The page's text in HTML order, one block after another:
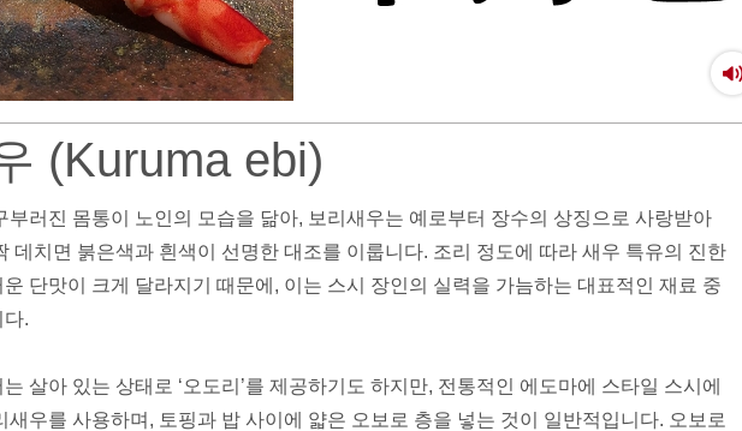
(Kuruma ebi)
부러진 몸통이 노인의 모습을 닮아, 보리새우는 예로부터 장수의 상징으로 사랑받아
데치면 붉은색과 흰색이 선명한 대조를 이룹니다. 조리 정도에 따라 새우 특유의 진한
단맛이 크게 달라지기 때문에, 이는 스시 장인의 실력을 가늠하는 대표적인 재료 중
.
살아 있는 상태로 ‘오도리’를 제공하기도 하지만, 전통적인 에도마에 스타일 스시에
새우를 사용하며, 토핑과 밥 사이에 얇은 오보로 층을 넣는 것이 일반적입니다. 오보로